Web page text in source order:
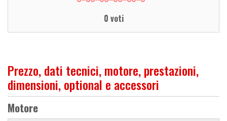
0 voti
Prezzo, dati tecnici, motore, prestazioni,
dimensioni, optional e accessori
Motore